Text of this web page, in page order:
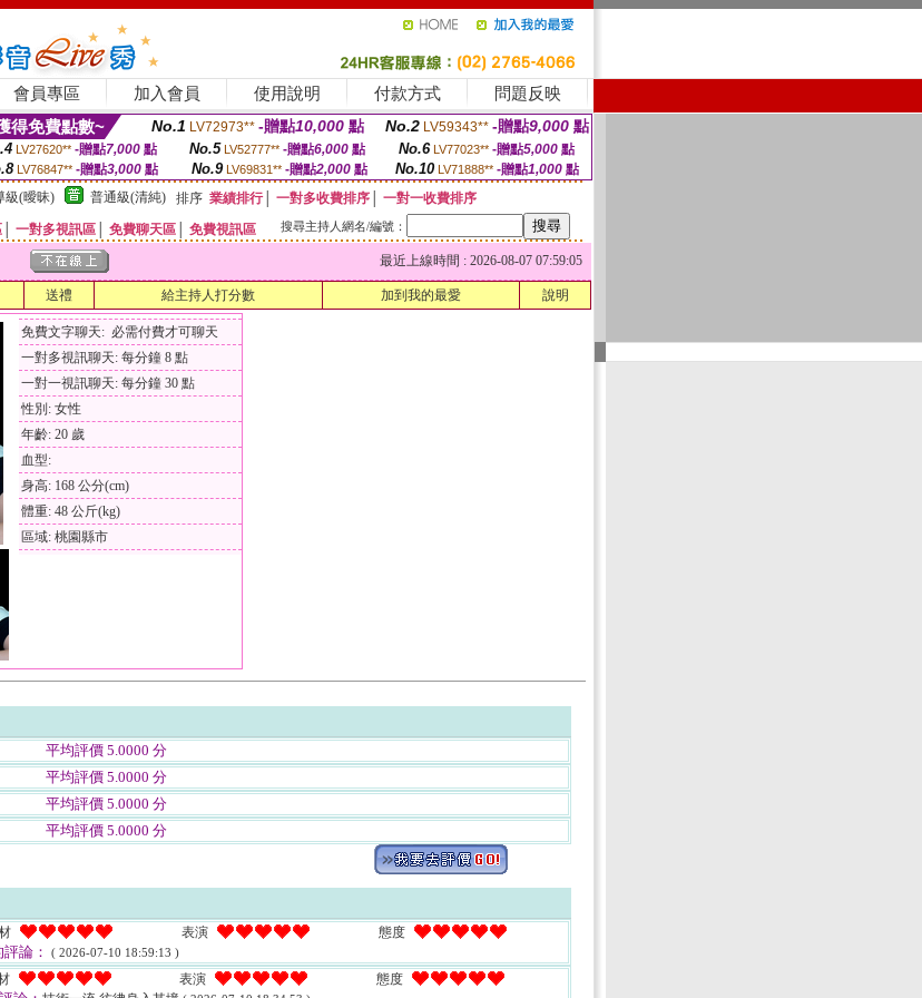
會員專區 加入會員 使用說明 付款方式 問題反映
得免費點數~ No.1 LV72973** -贈點10,000 點 No.2 LV59343** -贈點9,000 點
LV27620** -贈點7,000點 No.5 LV52777** -贈點6,000點 No.6 LV77023** -贈點5,000點
LV76847** -贈點3,000 點 No.9 LV69831** -贈點2,000點 No.10 LV71888** -贈點1,000 點
級(曖昧) 普通級(清純) 排序 業績排行│ 一對多收費排序
一對一收費排序
一對多視訊區 免費聊天區 免費視訊區 搜尋主持人網名/編號：
最近上線時間 : 2026-08-07 07:59:05
送禮 給主持人打分數 加到我的最愛 說明
免費文字聊天: 必需付費才可聊天
一對多視訊聊天: 每分鐘 8 點
一對一視訊聊天: 每分鐘 30 點
性別: 女性
年齡: 20 歲
血型:
身高: 168 公分(cm)
體重: 48 公斤(kg)
區域: 桃園縣市
平均評價 5.0000 分
平均評價 5.0000 分
平均評價 5.0000 分
平均評價 5.0000 分
表演 態度
評論： ( 2026-07-10 18:59:13 )
表演 態度